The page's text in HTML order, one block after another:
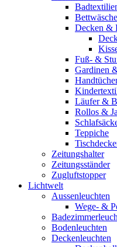
Decken &
Fuß- &
Gardinen
Läufer &
Rollos &
Teppiche
Zeitungshalter
Zeitungsständer
Zugluftstopper
Lichtwelt
Aussenleuchten
Wege- &
Bodenleuchten
Deckenleuchten